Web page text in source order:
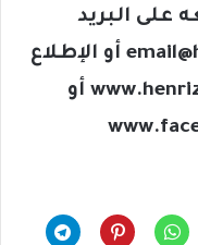
على البريد
الإلكتروني: email@henrizoghaib.com أو الإطلاع
على إنتاجه على: www.henrizoghaib.com أو